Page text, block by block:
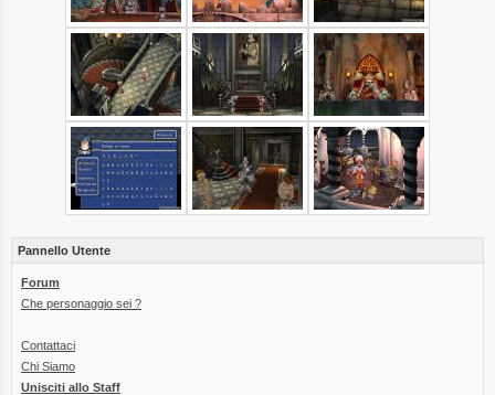
Pannello Utente
Forum
Che personaggio sei ?
Contattaci
Chi Siamo
Unisciti allo Staff